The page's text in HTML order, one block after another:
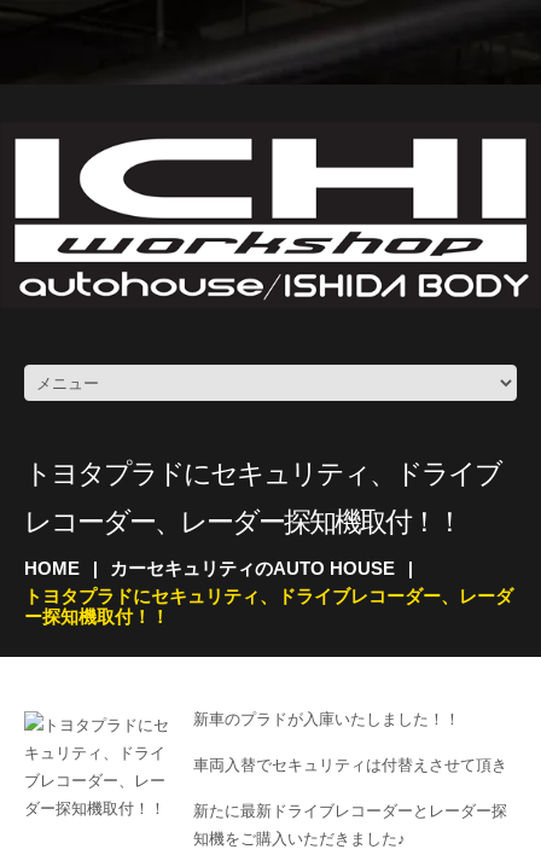
トヨタプラドにセキュリティ、ドライブ
レコーダー、レーダー探知機取付！！
HOME
カーセキュリティのAUTO HOUSE
トヨタプラドにセキュリティ、ドライブレコーダー、レーダ
ー探知機取付！！
新車のプラドが入庫いたしました！！
車両入替でセキュリティは付替えさせて頂き
新たに最新ドライブレコーダーとレーダー探
知機をご購入いただきました♪